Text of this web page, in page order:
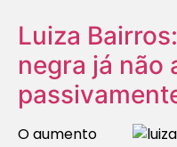
Luiza
negra já não
O aumento